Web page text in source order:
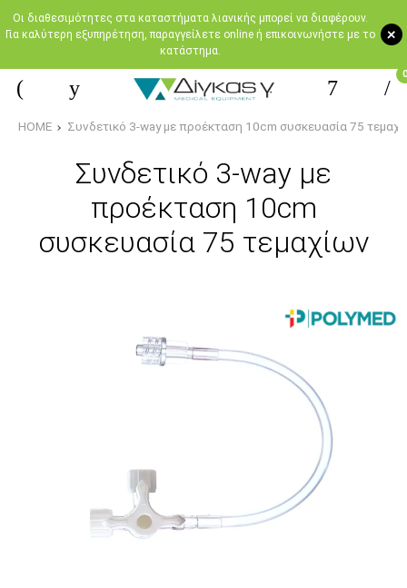
+
Oι διαθεσιμότητες στα καταστήματα λιανικής μπορεί να διαφέρουν.
Για καλύτερη εξυπηρέτηση, παραγγείλετε online ή επικοινωνήστε με το
κατάστημα.
0
HOME Συνδετικό 3-way με προέκταση 10cm συσκευασία 75
Συνδετικό 3-way με
προέκταση 10cm
συσκευασία 75 τεμαχίων